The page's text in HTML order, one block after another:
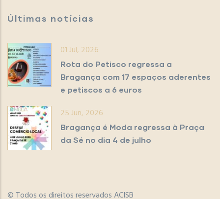
Últimas notícias
01 Jul, 2026
Rota do Petisco regressa a
Bragança com 17 espaços aderentes
e petiscos a 6 euros
25 Jun, 2026
Bragança é Moda regressa à Praça
da Sé no dia 4 de julho
© Todos os direitos reservados ACISB